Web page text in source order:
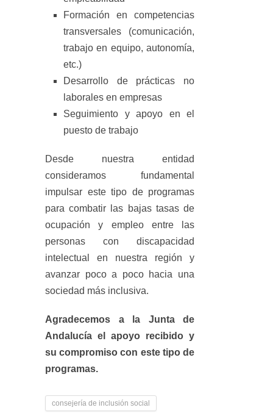
Formación en competencias
transversales (comunicación,
trabajo en equipo, autonomía,
etc.)
Desarrollo de prácticas no
laborales en empresas
Seguimiento y apoyo en el
puesto de trabajo
Desde nuestra entidad
consideramos fundamental
impulsar este tipo de programas
para combatir las bajas tasas de
ocupación y empleo entre las
personas con discapacidad
intelectual en nuestra región y
avanzar poco a poco hacia una
sociedad más inclusiva.
Agradecemos a la Junta de
Andalucía el apoyo recibido y
su compromiso con este tipo de
programas.
consejería de inclusión social